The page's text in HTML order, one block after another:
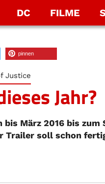
DC FILME
pinnen
Justice
Jahr?
bis März 2016 bis
soll schon